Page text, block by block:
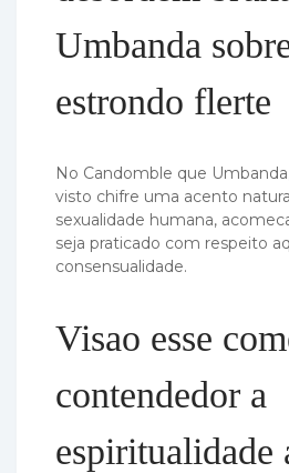
Umbanda
estrondo flerte
No Candomble que
visto chifre uma acento
sexualidade humana,
seja praticado com respeito
consensualidade.
Visao esse
contendedor a
espiritualidade